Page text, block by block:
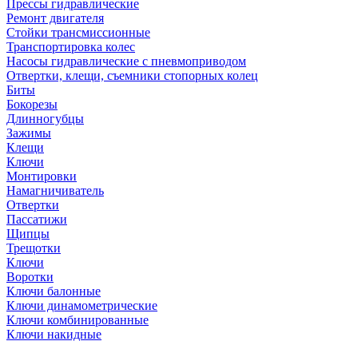
Прессы гидравлические
Ремонт двигателя
Стойки трансмиссионные
Транспортировка колес
Насосы гидравлические с пневмоприводом
Отвертки, клещи, съемники стопорных колец
Биты
Бокорезы
Длинногубцы
Зажимы
Клещи
Ключи
Монтировки
Намагничиватель
Отвертки
Пассатижи
Щипцы
Трещотки
Ключи
Воротки
Ключи балонные
Ключи динамометрические
Ключи комбинированные
Ключи накидные